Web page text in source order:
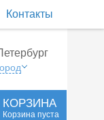
Контакты
КОРЗИНА
Корзина пуста